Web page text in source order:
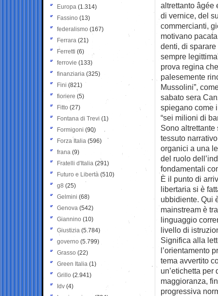
altrettanto âgée
di vernice, del
commercianti,
motivano
denti, di
sempre
prova regina
palesemente
Mussolini”,
sabato sera
spiegano come
“sei milioni di
Sono
tessuto
organici a una
del ruolo
fondamentali
È il punto di
libertaria si è
ubbidiente. Qui
mainstream è
linguaggio
livello di
Significa alla
l’orientamento
tema avvertito
un’etichetta
maggioranza,
progressiva
Europa (1.314)
Fassino (13)
federalismo (167)
Ferrara (21)
Ferretti (6)
ferrovie (133)
finanziaria (325)
Fini (821)
fioriere (5)
Fitto (27)
Fontana di Trevi (1)
Formigoni (90)
Forza Italia (596)
frana (9)
Fratelli d'Italia (291)
Futuro e Libertà (510)
g8 (25)
Gelmini (68)
Genova (542)
Giannino (10)
Giustizia (5.784)
governo (5.799)
Grasso (22)
Green Italia (1)
Grillo (2.941)
Idv (4)